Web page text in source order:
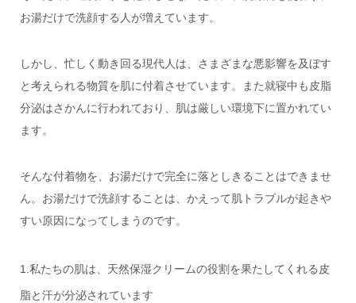
お湯だけで洗顔する人が増えています。
しかし、忙しく動き回る現代人は、さまざまな悪影響を及ぼす
と考えられる物質を肌に付着させています。また就寝中も皮脂
分泌はさかんに行われており、肌は厳しい環境下に置かれてい
ます。
そんな付着物を、お湯だけで完全に落としきることはできませ
ん。お湯だけで洗顔することは、かえって肌トラブルが起きや
すい原因になってしまうのです。
1.私たちの肌は、天然保湿クリームの役割を果たしてくれる皮
脂と汗が分泌されています